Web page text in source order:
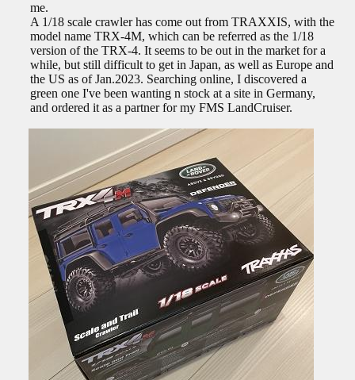
me.
A 1/18 scale crawler has come out from TRAXXIS, with the
model name TRX-4M, which can be referred as the 1/18
version of the TRX-4. It seems to be out in the market for a
while, but still difficult to get in Japan, as well as Europe and
the US as of Jan.2023. Searching online, I discovered a
green one I've been wanting n stock at a site in Germany,
and ordered it as a partner for my FMS LandCruiser.